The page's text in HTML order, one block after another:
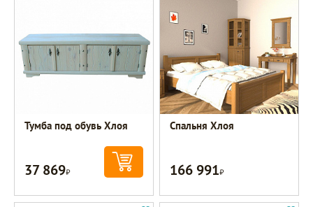
Тумба под обувь Хлоя
37 869Р
Спальня Хлоя
166 991Р